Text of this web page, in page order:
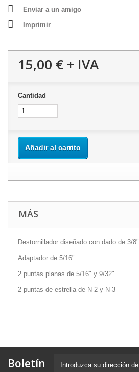
Enviar a un amigo
Imprimir
15,00 € + IVA
Cantidad
Añadir al carrito
MÁS
Destornillador diseñado con dado de 3/8"
Adaptador de 5/16"
2 puntas planas de 5/16" y 9/32"
2 puntas de estrella de N-2 y N-3
Boletín